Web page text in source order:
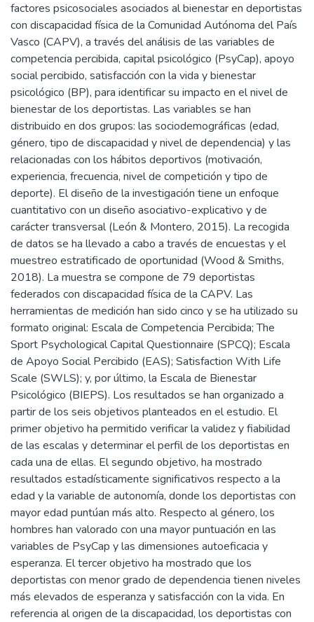
factores psicosociales asociados al bienestar en deportistas
con discapacidad física de la Comunidad Autónoma del País
Vasco (CAPV), a través del análisis de las variables de
competencia percibida, capital psicológico (PsyCap), apoyo
social percibido, satisfacción con la vida y bienestar
psicológico (BP), para identificar su impacto en el nivel de
bienestar de los deportistas. Las variables se han
distribuido en dos grupos: las sociodemográficas (edad,
género, tipo de discapacidad y nivel de dependencia) y las
relacionadas con los hábitos deportivos (motivación,
experiencia, frecuencia, nivel de competición y tipo de
deporte). El diseño de la investigación tiene un enfoque
cuantitativo con un diseño asociativo-explicativo y de
carácter transversal (León & Montero, 2015). La recogida
de datos se ha llevado a cabo a través de encuestas y el
muestreo estratificado de oportunidad (Wood & Smiths,
2018). La muestra se compone de 79 deportistas
federados con discapacidad física de la CAPV. Las
herramientas de medición han sido cinco y se ha utilizado su
formato original: Escala de Competencia Percibida; The
Sport Psychological Capital Questionnaire (SPCQ); Escala
de Apoyo Social Percibido (EAS); Satisfaction With Life
Scale (SWLS); y, por último, la Escala de Bienestar
Psicológico (BIEPS). Los resultados se han organizado a
partir de los seis objetivos planteados en el estudio. El
primer objetivo ha permitido verificar la validez y fiabilidad
de las escalas y determinar el perfil de los deportistas en
cada una de ellas. El segundo objetivo, ha mostrado
resultados estadísticamente significativos respecto a la
edad y la variable de autonomía, donde los deportistas con
mayor edad puntúan más alto. Respecto al género, los
hombres han valorado con una mayor puntuación en las
variables de PsyCap y las dimensiones autoeficacia y
esperanza. El tercer objetivo ha mostrado que los
deportistas con menor grado de dependencia tienen niveles
más elevados de esperanza y satisfacción con la vida. En
referencia al origen de la discapacidad, los deportistas con